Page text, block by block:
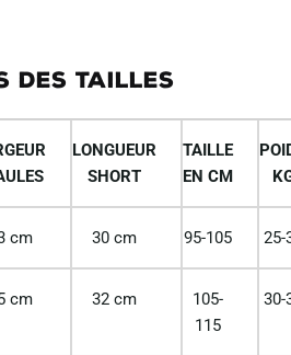
DES TAILLES
LONGUEUR
SHORT
TAILLE
EN CM
cm 30 cm 95-105 25-
cm 32 cm
105-
115
30-